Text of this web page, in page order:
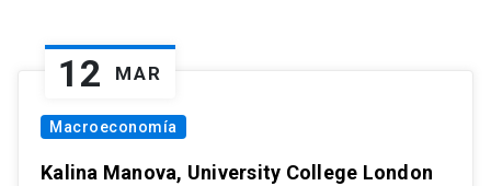
12 MAR
Macroeconomía
Kalina Manova, University College London